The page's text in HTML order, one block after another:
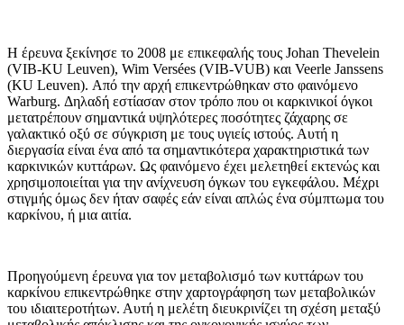
Η έρευνα ξεκίνησε το 2008 με επικεφαλής τους Johan Thevelein
(VIB-KU Leuven), Wim Versées (VIB-VUB) και Veerle Janssens
(KU Leuven). Από την αρχή επικεντρώθηκαν στο φαινόμενο
Warburg. Δηλαδή εστίασαν στον τρόπο που οι καρκινικοί όγκοι
μετατρέπουν σημαντικά υψηλότερες ποσότητες ζάχαρης σε
γαλακτικό οξύ σε σύγκριση με τους υγιείς ιστούς. Αυτή η
διεργασία είναι ένα από τα σημαντικότερα χαρακτηριστικά των
καρκινικών κυττάρων. Ως φαινόμενο έχει μελετηθεί εκτενώς και
χρησιμοποιείται για την ανίχνευση όγκων του εγκεφάλου. Μέχρι
στιγμής όμως δεν ήταν σαφές εάν είναι απλώς ένα σύμπτωμα του
καρκίνου, ή μια αιτία.
Προηγούμενη έρευνα για τον μεταβολισμό των κυττάρων του
καρκίνου επικεντρώθηκε στην χαρτογράφηση των μεταβολικών
του ιδιαιτεροτήτων. Αυτή η μελέτη διευκρινίζει τη σχέση μεταξύ